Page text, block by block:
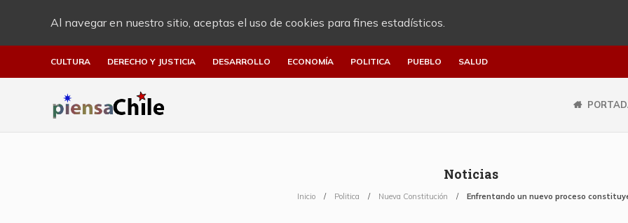
Al navegar en nuestro sitio, aceptas el uso de cookies para fines estadísticos.
CULTURA DERECHO Y JUSTICIA DESARROLLO ECONOMÍA POLITICA PUEBLO SALUD
Noticias
Inicio Politica Nueva Constitución Enfrentando un nuevo proceso